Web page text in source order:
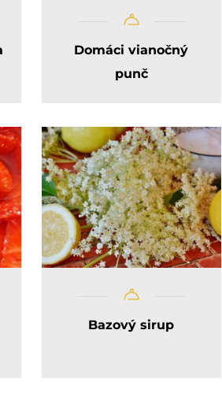
Domáci vianočný
punč
Bazový sirup